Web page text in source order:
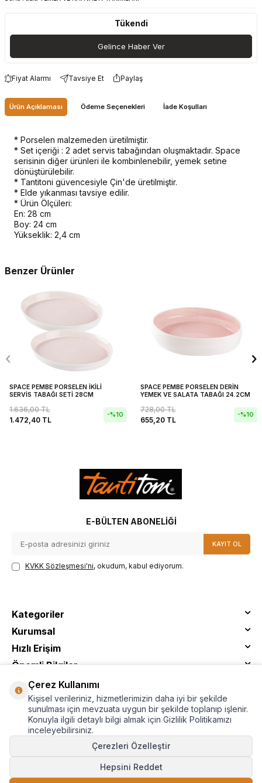
Tükendi
Gelince Haber Ver
Fiyat Alarmı Tavsiye Et Paylaş
Ürün Açıklaması Ödeme Seçenekleri İade Koşulları
* Porselen malzemeden üretilmiştir.
* Set içeriği : 2 adet servis tabağından oluşmaktadır. Space
serisinin diğer ürünleri ile kombinlenebilir, yemek setine
dönüştürülebilir.
* Tantitoni güvencesiyle Çin'de üretilmiştir.
* Elde yıkanması tavsiye edilir.
* Ürün Ölçüleri:
En: 28 cm
Boy: 24 cm
Yükseklik: 2,4 cm
Benzer Ürünler
SPACE PEMBE PORSELEN İKİLİ
SERVİS TABAĞI SETİ 28CM
1.636,00TL
1.472,40 TL
-%10
SPACE PEMBE PORSELEN DERİN
YEMEK VE SALATA TABAĞI 24.2CM
728,00TL
655,20TL
-%10
E-BÜLTEN ABONELIĞI
KAYIT OL
KVKK Sözleşmesi'ni, okudum, kabul ediyorum.
Kategoriler
Kurumsal
Hızlı Erişim
Önemli Bilgiler
Çerez Kullanımı
Kişisel verileriniz, hizmetlerimizin daha iyi bir şekilde
sunulması için mevzuata uygun bir şekilde toplanıp işlenir.
Konuyla ilgili detaylı bilgi almak için Gizlilik Politikamızı
inceleyebilirsiniz.
Çerezleri Özelleştir
Hepsini Reddet